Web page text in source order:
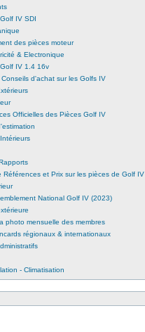
IV SDI
des pièces moteur
& Electronique
IV 1.4 16v
d'achat sur les Golfs IV
Officielles des Pièces Golf IV
Références et Prix sur les pièces de Golf IV
National Golf IV (2023)
photo mensuelle des membres
régionaux & internationaux
- Climatisation